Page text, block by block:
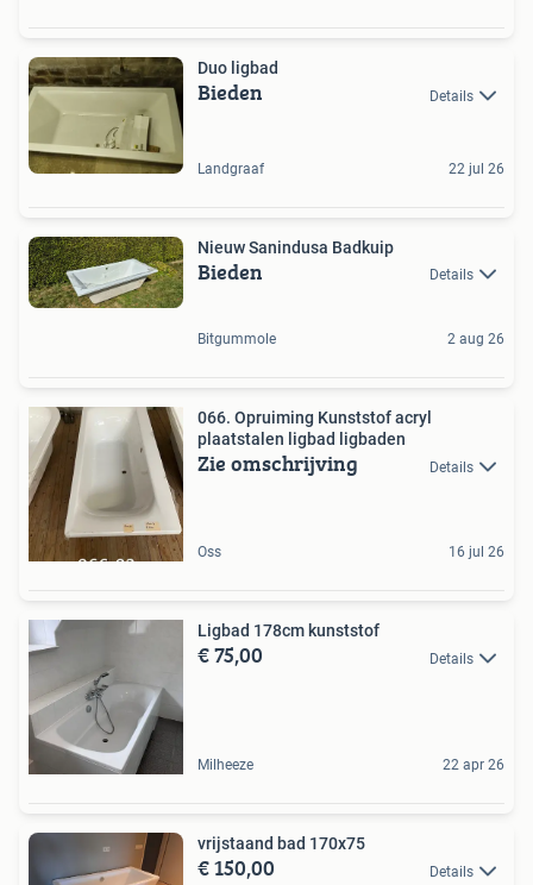
Duo ligbad
Bieden Details
Landgraaf 22 jul 26
Nieuw Sanindusa Badkuip
Bieden Details
Bitgummole 2 aug 26
066. Opruiming Kunststof acryl
plaatstalen ligbad ligbaden
Zie omschrijving Details
Oss 16 jul 26
Ligbad 178cm kunststof
€ 75,00 Details
Milheeze 22 apr 26
vrijstaand bad 170x75
€ 150,00 Details